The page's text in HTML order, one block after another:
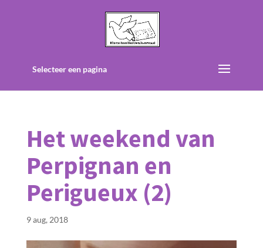
Selecteer een pagina
Het weekend van
Perpignan en
Perigueux (2)
9 aug, 2018